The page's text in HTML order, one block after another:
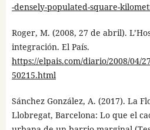
-densely-populated-square-
Roger, M. (2008, 27 de abril).
integración. El País.
https://elpais.com/diario/2008/04/
50215.html
Sánchez González, A. (2017). La
Llobregat, Barcelona: Lo que el